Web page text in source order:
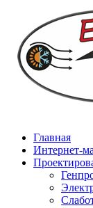
Главная
Интернет-